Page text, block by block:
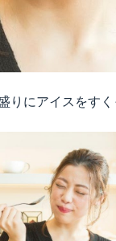
りにアイスをすく